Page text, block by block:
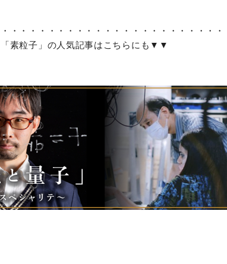
・・・・・・・・・・・・・・・・・・・・・・・
素粒子」の人気記事はこちらにも▼▼